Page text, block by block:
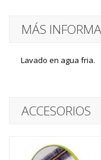
MÁS
Lavado en agua fria.
ACCESORIOS